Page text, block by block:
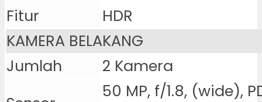
Fitur
HDR
KAMERA BELAKANG
Jumlah
2 Kamera
50 MP, f/1.8, (wide),